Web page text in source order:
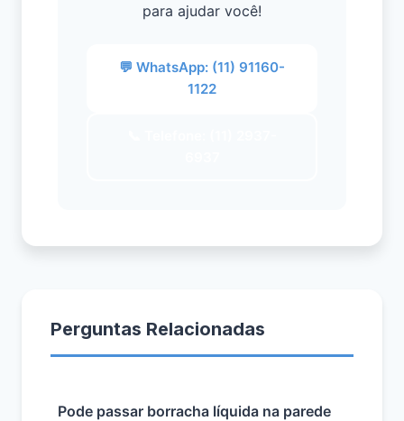
para ajudar você!
💬 WhatsApp: (11) 91160-
1122
Perguntas Relacionadas
Pode passar borracha líquida na parede